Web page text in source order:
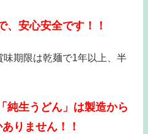
、安心安全です！！
期限は乾麺で1年以上、半
生うどん」は製造から
りません！！